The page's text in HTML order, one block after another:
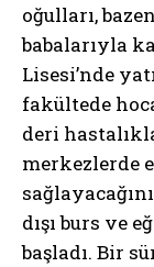
oğulları,
babalarıyla
Lisesi’nde
fakültede
deri
merkezlerde
dışı burs ve
başladı. Bir